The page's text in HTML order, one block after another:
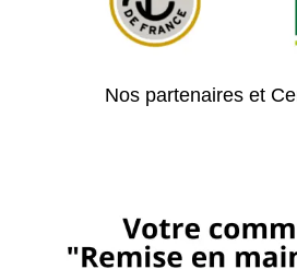
Nos partenaires et